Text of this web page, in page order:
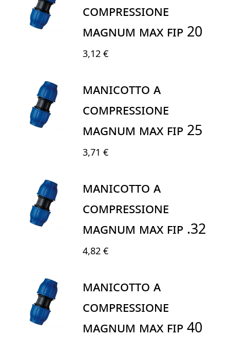
COMPRESSIONE
MAGNUM MAX FIP 20
3,12 €
MANICOTTO A
COMPRESSIONE
MAGNUM MAX FIP 25
3,71 €
MANICOTTO A
COMPRESSIONE
MAGNUM MAX FIP .32
4,82 €
MANICOTTO A
COMPRESSIONE
MAGNUM MAX FIP 40